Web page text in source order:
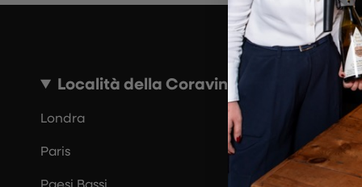
Località della Coravin Guide
Londra
Paris
Paesi Bassi